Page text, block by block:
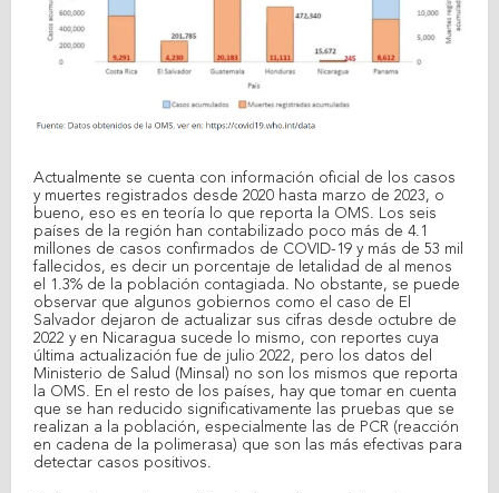
Actualmente se cuenta con información oficial de los casos
y muertes registrados desde 2020 hasta marzo de 2023, o
bueno, eso es en teoría lo que reporta la OMS. Los seis
países de la región han contabilizado poco más de 4.1
millones de casos confirmados de COVID-19 y más de 53 mil
fallecidos, es decir un porcentaje de letalidad de al menos
el 1.3% de la población contagiada. No obstante, se puede
observar que algunos gobiernos como el caso de El
Salvador dejaron de actualizar sus cifras desde octubre de
2022 y en Nicaragua sucede lo mismo, con reportes cuya
última actualización fue de julio 2022, pero los datos del
Ministerio de Salud (Minsal) no son los mismos que reporta
la OMS. En el resto de los países, hay que tomar en cuenta
que se han reducido significativamente las pruebas que se
realizan a la población, especialmente las de PCR (reacción
en cadena de la polimerasa) que son las más efectivas para
detectar casos positivos.